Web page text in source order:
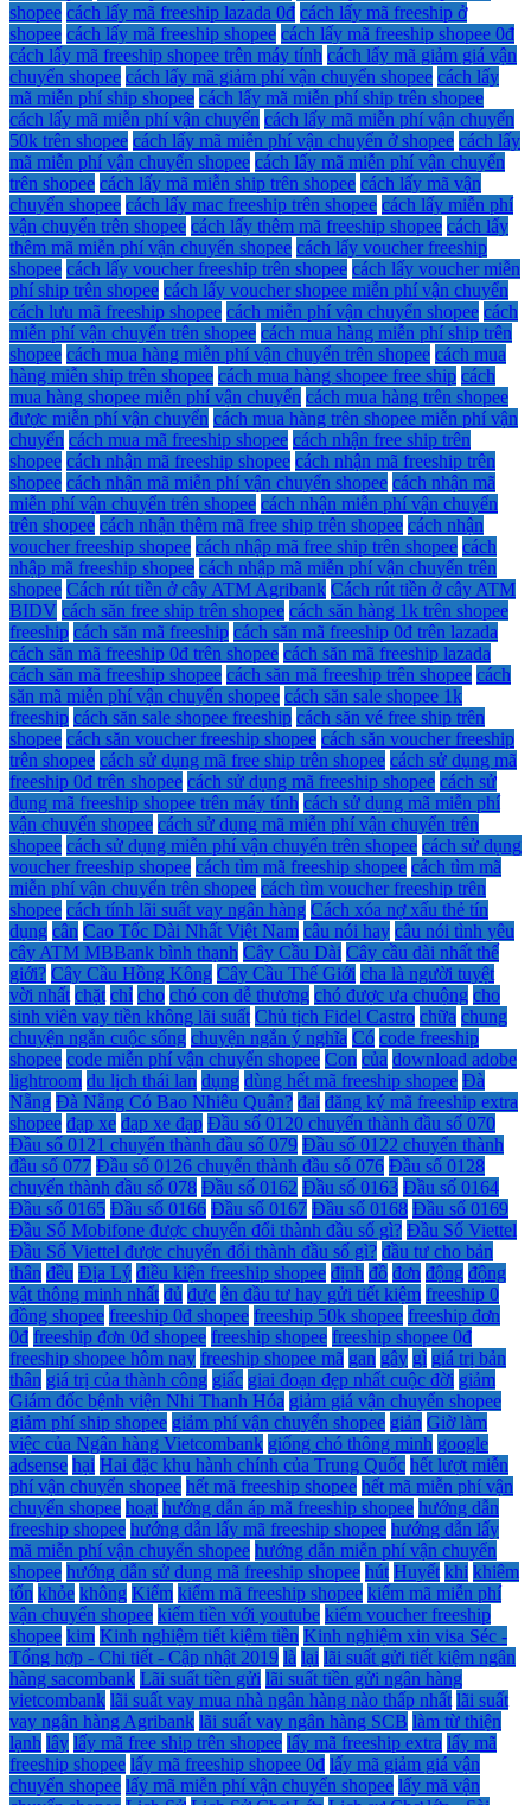
shopee cách lấy mã freeship lazada 0đ cách lấy mã freeship ở
shopee cách lấy mã freeship shopee cách lấy mã freeship shopee 0đ
cách lấy mã freeship shopee trên máy tính cách lấy mã giảm giá vận
chuyển shopee cách lấy mã giảm phí vận chuyển shopee cách lấy
mã miễn phí ship shopee cách lấy mã miễn phí ship trên shopee
cách lấy mã miễn phí vận chuyển cách lấy mã miễn phí vận chuyển
50k trên shopee cách lấy mã miễn phí vận chuyển ở shopee cách lấy
mã miễn phí vận chuyển shopee cách lấy mã miễn phí vận chuyển
trên shopee cách lấy mã miễn ship trên shopee cách lấy mã vận
chuyển shopee cách lấy mac freeship trên shopee cách lấy miễn phí
vận chuyển trên shopee cách lấy thêm mã freeship shopee cách lấy
thêm mã miễn phí vận chuyển shopee cách lấy voucher freeship
shopee cách lấy voucher freeship trên shopee cách lấy voucher miễn
phí ship trên shopee cách lấy voucher shopee miễn phí vận chuyển
cách lưu mã freeship shopee cách miễn phí vận chuyển shopee cách
miễn phí vận chuyển trên shopee cách mua hàng miễn phí ship trên
shopee cách mua hàng miễn phí vận chuyển trên shopee cách mua
hàng miễn ship trên shopee cách mua hàng shopee free ship cách
mua hàng shopee miễn phí vận chuyển cách mua hàng trên shopee
được miễn phí vận chuyển cách mua hàng trên shopee miễn phí vận
chuyển cách mua mã freeship shopee cách nhận free ship trên
shopee cách nhận mã freeship shopee cách nhận mã freeship trên
shopee cách nhận mã miễn phí vận chuyển shopee cách nhận mã
miễn phí vận chuyển trên shopee cách nhận miễn phí vận chuyển
trên shopee cách nhận thêm mã free ship trên shopee cách nhận
voucher freeship shopee cách nhập mã free ship trên shopee cách
nhập mã freeship shopee cách nhập mã miễn phí vận chuyển trên
shopee Cách rút tiền ở cây ATM Agribank Cách rút tiền ở cây ATM
BIDV cách săn free ship trên shopee cách săn hàng 1k trên shopee
freeship cách săn mã freeship cách săn mã freeship 0đ trên lazada
cách săn mã freeship 0đ trên shopee cách săn mã freeship lazada
cách săn mã freeship shopee cách săn mã freeship trên shopee cách
săn mã miễn phí vận chuyển shopee cách săn sale shopee 1k
freeship cách săn sale shopee freeship cách săn vé free ship trên
shopee cách săn voucher freeship shopee cách săn voucher freeship
trên shopee cách sử dụng mã free ship trên shopee cách sử dụng mã
freeship 0đ trên shopee cách sử dụng mã freeship shopee cách sử
dụng mã freeship shopee trên máy tính cách sử dụng mã miễn phí
vận chuyển shopee cách sử dụng mã miễn phí vận chuyển trên
shopee cách sử dụng miễn phí vận chuyển trên shopee cách sử dụng
voucher freeship shopee cách tìm mã freeship shopee cách tìm mã
miễn phí vận chuyển trên shopee cách tìm voucher freeship trên
shopee cách tính lãi suất vay ngân hàng Cách xóa nợ xấu thẻ tín
dụng cân Cao Tốc Dài Nhất Việt Nam câu nói hay câu nói tình yêu
cây ATM MBBank bình thạnh Cây Cầu Dài Cây cầu dài nhất thế
giới? Cây Cầu Hồng Kông Cây Cầu Thế Giới cha là người tuyệt
vời nhất chặt chỉ cho chó con dễ thương chó được ưa chuộng cho
sinh viên vay tiền không lãi suất Chủ tịch Fidel Castro chữa chung
chuyện ngắn cuộc sống chuyện ngắn ý nghĩa Có code freeship
shopee code miễn phí vận chuyển shopee Con của download adobe
lightroom du lịch thái lan dụng dùng hết mã freeship shopee Đà
Nẵng Đà Nẵng Có Bao Nhiêu Quận? đai đăng ký mã freeship extra
shopee đạp xe đạp xe đạp Đầu số 0120 chuyển thành đầu số 070
Đầu số 0121 chuyển thành đầu số 079 Đầu số 0122 chuyển thành
đầu số 077 Đầu số 0126 chuyển thành đầu số 076 Đầu số 0128
chuyển thành đầu số 078 Đầu số 0162 Đầu số 0163 Đầu số 0164
Đầu số 0165 Đầu số 0166 Đầu số 0167 Đầu số 0168 Đầu số 0169
Đầu Số Mobifone được chuyển đổi thành đầu số gì? Đầu Số Viettel
Đầu Số Viettel được chuyển đổi thành đầu số gì? đầu tư cho bản
thân đều Địa Lý điều kiện freeship shopee định đồ đơn động động
vật thông minh nhất đủ đực ên đầu tư hay gửi tiết kiệm freeship 0
đồng shopee freeship 0đ shopee freeship 50k shopee freeship đơn
0đ freeship đơn 0đ shopee freeship shopee freeship shopee 0đ
freeship shopee hôm nay freeship shopee mã gan gây gì giá trị bản
thân giá trị của thành công giấc giai đoạn đẹp nhất cuộc đời giảm
Giám đốc bệnh viện Nhi Thanh Hóa giảm giá vận chuyển shopee
giảm phí ship shopee giảm phí vận chuyển shopee giản Giờ làm
việc của Ngân hàng Vietcombank giống chó thông minh google
adsense hại Hai đặc khu hành chính của Trung Quốc hết lượt miễn
phí vận chuyển shopee hết mã freeship shopee hết mã miễn phí vận
chuyển shopee hoạt hướng dẫn áp mã freeship shopee hướng dẫn
freeship shopee hướng dẫn lấy mã freeship shopee hướng dẫn lấy
mã miễn phí vận chuyển shopee hướng dẫn miễn phí vận chuyển
shopee hướng dẫn sử dụng mã freeship shopee hút Huyết khi khiêm
tốn khỏe không Kiểm kiếm mã freeship shopee kiếm mã miễn phí
vận chuyển shopee kiếm tiền với youtube kiếm voucher freeship
shopee kim Kinh nghiệm tiết kiệm tiền Kinh nghiệm xin visa Séc -
Tổng hợp - Chi tiết - Cập nhật 2019 là lại lãi suất gửi tiết kiệm ngân
hàng sacombank Lãi suất tiền gửi lãi suất tiền gửi ngân hàng
vietcombank lãi suất vay mua nhà ngân hàng nào thấp nhất lãi suất
vay ngân hàng Agribank lãi suất vay ngân hàng SCB làm từ thiện
lạnh lây lấy mã free ship trên shopee lấy mã freeship extra lấy mã
freeship shopee lấy mã freeship shopee 0đ lấy mã giảm giá vận
chuyển shopee lấy mã miễn phí vận chuyển shopee lấy mã vận